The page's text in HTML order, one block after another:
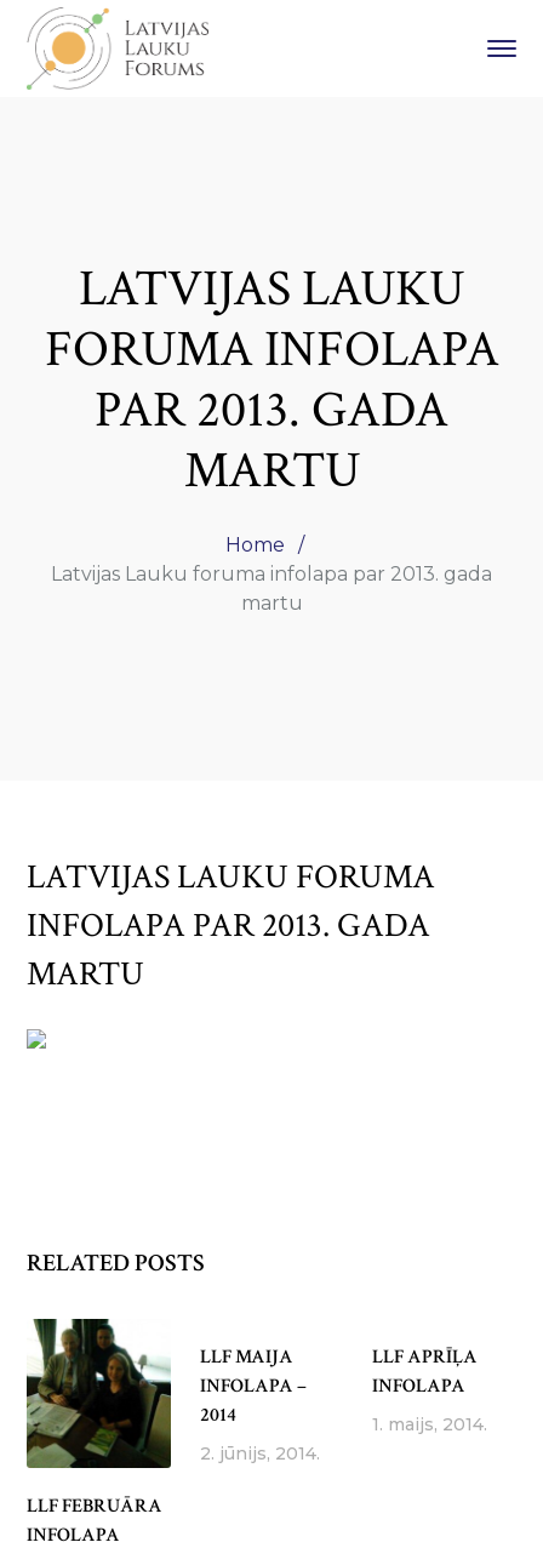
LATVIJAS LAUKU
FORUMA INFOLAPA
PAR 2013. GADA
MARTU
Home
Latvijas Lauku foruma infolapa par 2013. gada
martu
LATVIJAS LAUKU FORUMA
INFOLAPA PAR 2013. GADA
MARTU
RELATED POSTS
LLF FEBRUĀRA
INFOLAPA
LLF MAIJA
INFOLAPA –
2014
2. jūnijs, 2014.
LLF APRĪĻA
INFOLAPA
1. maijs, 2014.